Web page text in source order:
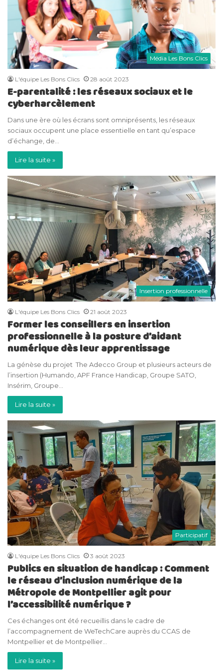
Média Les Bons Clics
L'équipe Les Bons Clics 28 août 2023
E-parentalité : les réseaux sociaux et le
cyberharcèlement
Dans une ère où les écrans sont omniprésents, les réseaux
sociaux occupent une place essentielle en tant qu’espace
d’échange, de…
Lire la suite »
Insertion professionnelle
L'équipe Les Bons Clics 21 août 2023
Former les conseillers en insertion
professionnelle à la posture d’aidant
numérique dès leur apprentissage
La génèse du projet The Adecco Group et plusieurs acteurs de
l’insertion (Humando, APF France Handicap, Groupe SATO,
Insérim, Groupe…
Lire la suite »
Participatif
L'équipe Les Bons Clics 3 août 2023
Publics en situation de handicap : Comment
le réseau d’inclusion numérique de la
Métropole de Montpellier agit pour
l’accessibilité numérique ?
Ces échanges ont été recueillis dans le cadre de
l’accompagnement de WeTechCare auprès du CCAS de
Montpellier et de Montpellier…
Lire la suite »